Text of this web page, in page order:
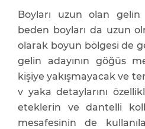
Boyları uzun olan gelin
beden boyları da uzun
olarak boyun bölgesi de
gelin adayının göğüs
kişiye yakışmayacak ve
v yaka detaylarını
eteklerin ve dantelli
mesafesinin de